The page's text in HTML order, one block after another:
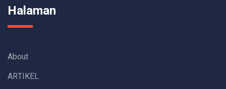
Halaman
About
ARTIKEL